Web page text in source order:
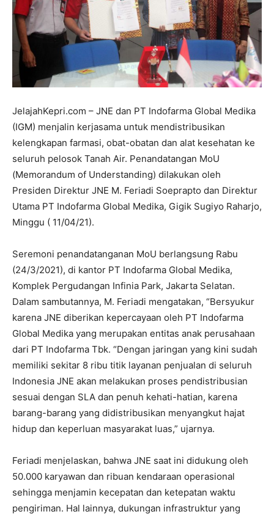
JelajahKepri.com – JNE dan PT Indofarma Global Medika
(IGM) menjalin kerjasama untuk mendistribusikan
kelengkapan farmasi, obat-obatan dan alat kesehatan ke
seluruh pelosok Tanah Air. Penandatangan MoU
(Memorandum of Understanding) dilakukan oleh
Presiden Direktur JNE M. Feriadi Soeprapto dan Direktur
Utama PT Indofarma Global Medika, Gigik Sugiyo Raharjo,
Minggu ( 11/04/21).
Seremoni penandatanganan MoU berlangsung Rabu
(24/3/2021), di kantor PT Indofarma Global Medika,
Komplek Pergudangan Infinia Park, Jakarta Selatan.
Dalam sambutannya, M. Feriadi mengatakan, “Bersyukur
karena JNE diberikan kepercayaan oleh PT Indofarma
Global Medika yang merupakan entitas anak perusahaan
dari PT Indofarma Tbk. “Dengan jaringan yang kini sudah
memiliki sekitar 8 ribu titik layanan penjualan di seluruh
Indonesia JNE akan melakukan proses pendistribusian
sesuai dengan SLA dan penuh kehati-hatian, karena
barang-barang yang didistribusikan menyangkut hajat
hidup dan keperluan masyarakat luas,” ujarnya.
Feriadi menjelaskan, bahwa JNE saat ini didukung oleh
50.000 karyawan dan ribuan kendaraan operasional
sehingga menjamin kecepatan dan ketepatan waktu
pengiriman. Hal lainnya, dukungan infrastruktur yang